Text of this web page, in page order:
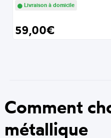
Livraison à domicile
59,00€
Comment
métallique